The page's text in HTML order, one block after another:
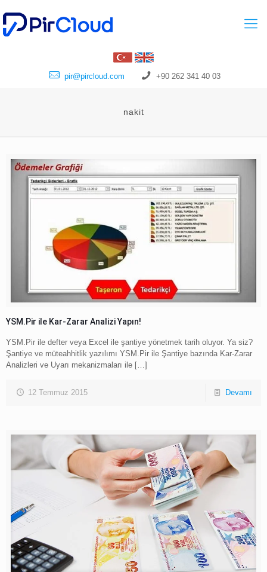
pir@pircloud.com +90 262 341 40 03
nakit
YSM.Pir ile Kar-Zarar Analizi Yapın!
YSM.Pir ile defter veya Excel ile şantiye yönetmek tarih oluyor. Ya siz?
Şantiye ve müteahhitlik yazılımı YSM.Pir ile Şantiye bazında Kar-Zarar
Analizleri ve Uyarı mekanizmaları ile […]
12 Temmuz 2015 Devamı